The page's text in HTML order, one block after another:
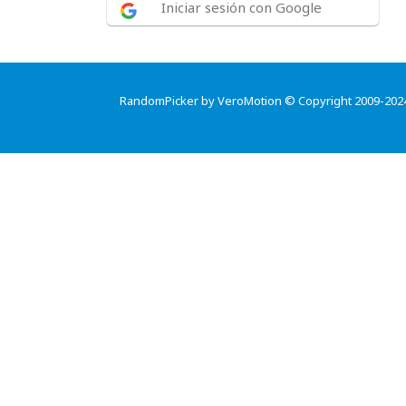
Iniciar sesión con Google
RandomPicker by VeroMotion © Copyright 2009-